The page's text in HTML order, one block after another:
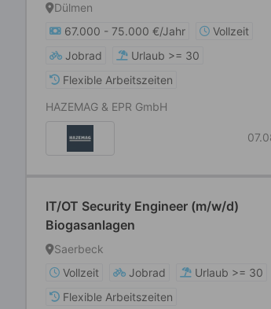
Dülmen
67.000 - 75.000 €/Jahr
Vollzeit
Jobrad
Urlaub >= 30
Flexible Arbeitszeiten
HAZEMAG & EPR GmbH
IT/OT Security Engineer (m/w/d)
Biogasanlagen
Saerbeck
Vollzeit
Jobrad
Urlaub >= 30
Flexible Arbeitszeiten